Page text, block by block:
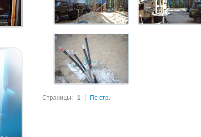
Страницы: 1 По стр.